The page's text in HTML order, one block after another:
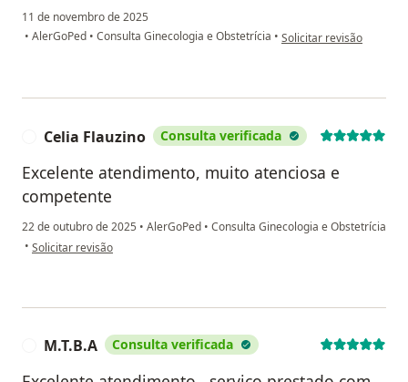
11 de novembro de 2025
• AlerGoPed • Consulta Ginecologia e Obstetrícia • na opinião do utilizador
Solicitar revisão
Celia Flauzino Consulta verificada
Excelente atendimento, muito atenciosa e
competente
22 de outubro de 2025 • AlerGoPed • Consulta Ginecologia e Obstetrícia
• na opinião do utilizador Celia Flauzino
Solicitar revisão
M.T.B.A Consulta verificada